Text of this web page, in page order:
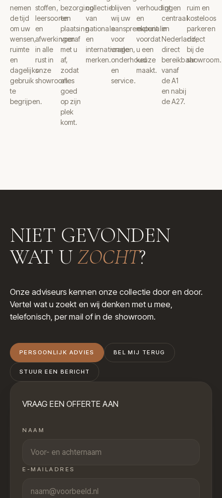
nemen
de tijd
om uw
wensen,
ruimte
en
dagelijks
gebruik
te
begrijpen.
stoffen,
leersoorten
en
afwerkingen
in alle
rust in
onze
showroom.
bezorging
en
plaatsing
vooraf
met u
af,
zodat
alles
goed
op zijn
plek
komt.
collectie
van
nationale
en
internationale
merken.
blijven
wij uw
aanspreekpunt
voor
vragen,
onderhoud
en
service.
verhoudingen
en
materialen
voordat
u een
keuze
maakt.
ligt
centraal
in
Nederland,
direct
bereikbaar
vanaf
de A1
en nabij
de A27.
ruim en
kosteloos
parkeren
direct
bij de
showroom.
NIET GEVONDEN
WAT UZOCHT?
Onze adviseurs kennen onze collectie door en door.
Vertel wat u zoekt en wij denken met u mee,
telefonisch, per mail of in de showroom.
PERSOONLIJK ADVIES BEL MIJ TERUG
STUUR EEN BERICHT
VRAAG EEN OFFERTE AAN
NAAM
E-MAILADRES